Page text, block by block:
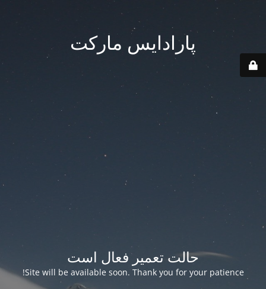
پارادایس مارکت
حالت تعمیر فعال است
Site will be available soon. Thank you for your patience!